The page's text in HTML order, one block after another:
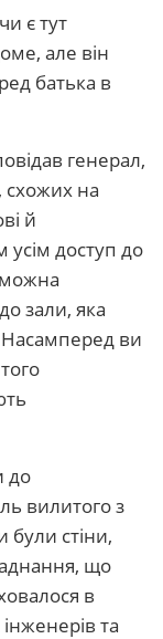
є тут
але він
батька в
генерал,
на
й
усім доступ до
можна
зали, яка
Насамперед ви
до
вилитого з
стіни,
що
в
та